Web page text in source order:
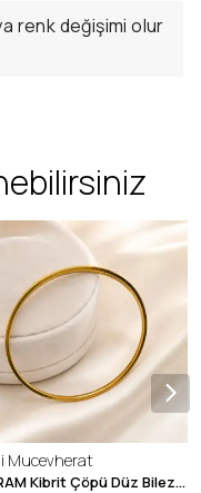
renk değişimi olur
Mucevherat
10 GRAM Kibrit Çöpü Düz Bilezik 22 Ayar 22BLZ001